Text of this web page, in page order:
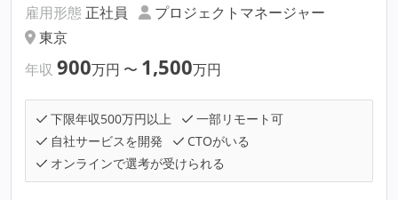
雇用形態 正社員
プロジェクトマネージャー
東京
年収 900万円 〜 1,500万円
下限年収500万円以上
一部リモート可
自社サービスを開発
CTOがいる
オンラインで選考が受けられる